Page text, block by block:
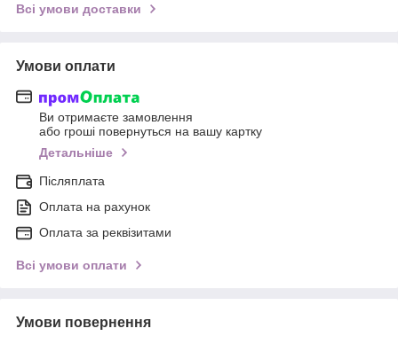
Всі умови доставки
Умови оплати
Ви отримаєте замовлення
або гроші повернуться на вашу картку
Детальніше
Післяплата
Оплата на рахунок
Оплата за реквізитами
Всі умови оплати
Умови повернення